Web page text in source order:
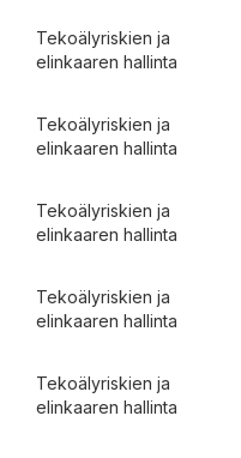
Tekoälyriskien ja
elinkaaren hallinta
Tekoälyriskien ja
elinkaaren hallinta
Tekoälyriskien ja
elinkaaren hallinta
Tekoälyriskien ja
elinkaaren hallinta
Tekoälyriskien ja
elinkaaren hallinta